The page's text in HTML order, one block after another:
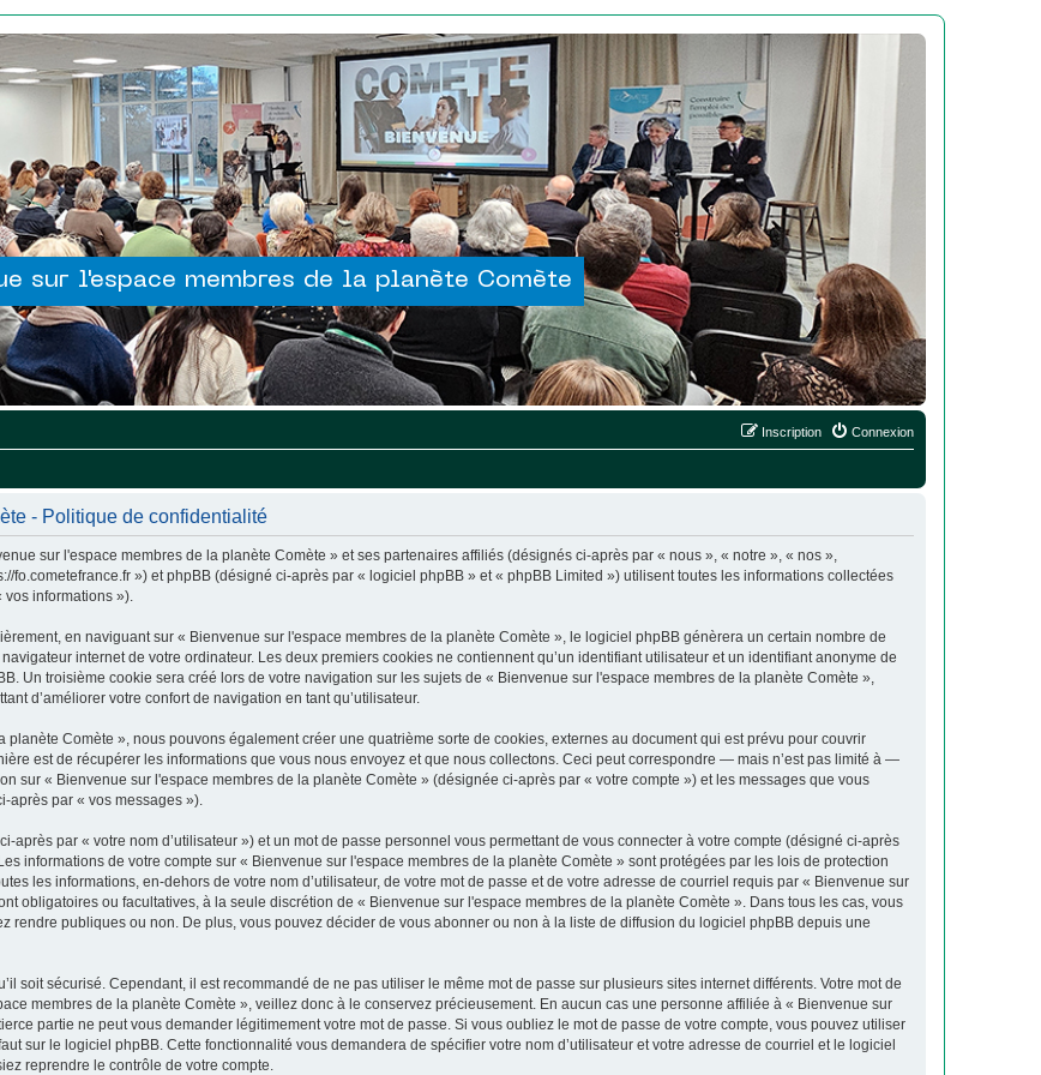
sur l'espace membres de la planète Comète
Connexion
Inscription
- Politique de confidentialité
sur l'espace membres de la planète Comète » et ses partenaires affiliés (désignés ci-après par « nous », « notre », « nos »,
fo.cometefrance.fr ») et phpBB (désigné ci-après par « logiciel phpBB » et « phpBB Limited ») utilisent toutes les informations collectées
vos informations »).
en naviguant sur « Bienvenue sur l'espace membres de la planète Comète », le logiciel phpBB génèrera un certain nombre de
internet de votre ordinateur. Les deux premiers cookies ne contiennent qu’un identifiant utilisateur et un identifiant anonyme de
Un troisième cookie sera créé lors de votre navigation sur les sujets de « Bienvenue sur l'espace membres de la planète Comète »,
d’améliorer votre confort de navigation en tant qu’utilisateur.
Comète », nous pouvons également créer une quatrième sorte de cookies, externes au document qui est prévu pour couvrir
est de récupérer les informations que vous nous envoyez et que nous collectons. Ceci peut correspondre — mais n’est pas limité à —
sur « Bienvenue sur l'espace membres de la planète Comète » (désignée ci-après par « votre compte ») et les messages que vous
après par « vos messages »).
par « votre nom d’utilisateur ») et un mot de passe personnel vous permettant de vous connecter à votre compte (désigné ci-après
informations de votre compte sur « Bienvenue sur l'espace membres de la planète Comète » sont protégées par les lois de protection
les informations, en-dehors de votre nom d’utilisateur, de votre mot de passe et de votre adresse de courriel requis par « Bienvenue sur
obligatoires ou facultatives, à la seule discrétion de « Bienvenue sur l'espace membres de la planète Comète ». Dans tous les cas, vous
rendre publiques ou non. De plus, vous pouvez décider de vous abonner ou non à la liste de diffusion du logiciel phpBB depuis une
soit sécurisé. Cependant, il est recommandé de ne pas utiliser le même mot de passe sur plusieurs sites internet différents. Votre mot de
membres de la planète Comète », veillez donc à le conservez précieusement. En aucun cas une personne affiliée à « Bienvenue sur
partie ne peut vous demander légitimement votre mot de passe. Si vous oubliez le mot de passe de votre compte, vous pouvez utiliser
sur le logiciel phpBB. Cette fonctionnalité vous demandera de spécifier votre nom d’utilisateur et votre adresse de courriel et le logiciel
reprendre le contrôle de votre compte.